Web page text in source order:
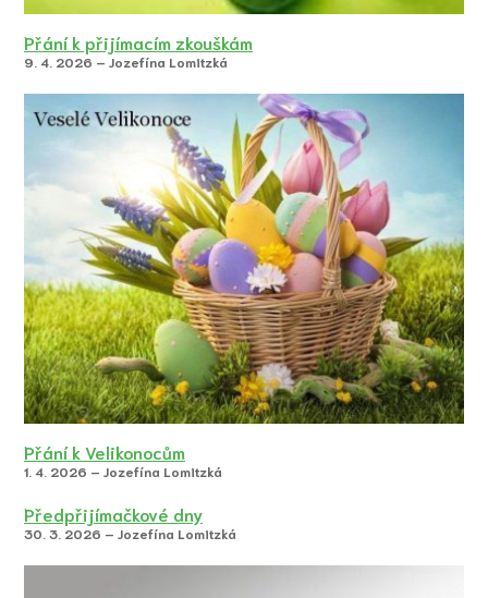
Přání k přijímacím zkouškám
9. 4. 2026 – Jozefína Lomitzká
Přání k Velikonocům
1. 4. 2026 – Jozefína Lomitzká
Předpřijímačkové dny
30. 3. 2026 – Jozefína Lomitzká